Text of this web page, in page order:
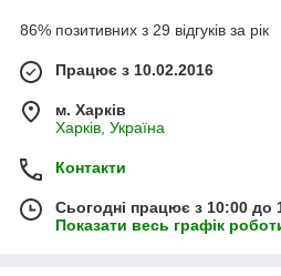
86% позитивних з 29 відгуків за рік
Працює з 10.02.2016
м. Харків
Харків, Україна
Контакти
Сьогодні працює з 10:00 до
Показати весь графік